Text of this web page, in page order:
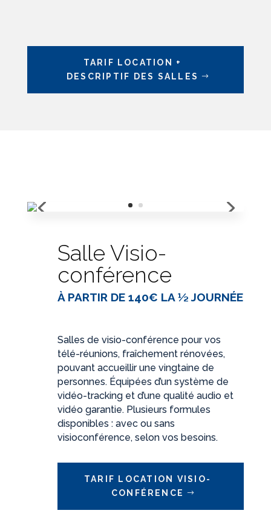
TARIF LOCATION +
DESCRIPTIF DES SALLES
Salle Visio-
conférence
À PARTIR DE 140€ LA ½ JOURNÉE
Salles de visio-conférence pour vos
télé-réunions, fraîchement rénovées,
pouvant accueillir une vingtaine de
personnes. Équipées d’un système de
vidéo-tracking et d’une qualité audio et
vidéo garantie. Plusieurs formules
disponibles : avec ou sans
visioconférence, selon vos besoins.
TARIF LOCATION VISIO-
CONFÉRENCE